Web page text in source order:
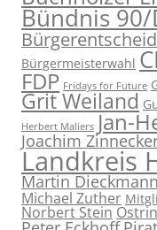
Bündnis
Bürgerentscheid
Bürgermeisterwahl
FDP Fridays for Future
Grit Weiland
Herbert Maliers Jan-
Joachim
Landkreis
Martin
Michael Zuther
Norbert Stein